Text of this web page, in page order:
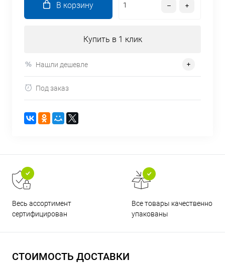
В корзину
Купить в 1 клик
Нашли дешевле
Под заказ
Весь ассортимент
сертифицирован
Все товары качественно
упакованы
СТОИМОСТЬ ДОСТАВКИ